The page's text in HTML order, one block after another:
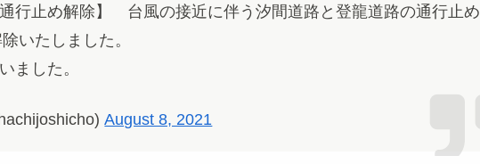
通行止め解除】 台風の接近に伴う汐間道路と登龍道路の通行止め
いたしました。
ました。
August 8, 2021